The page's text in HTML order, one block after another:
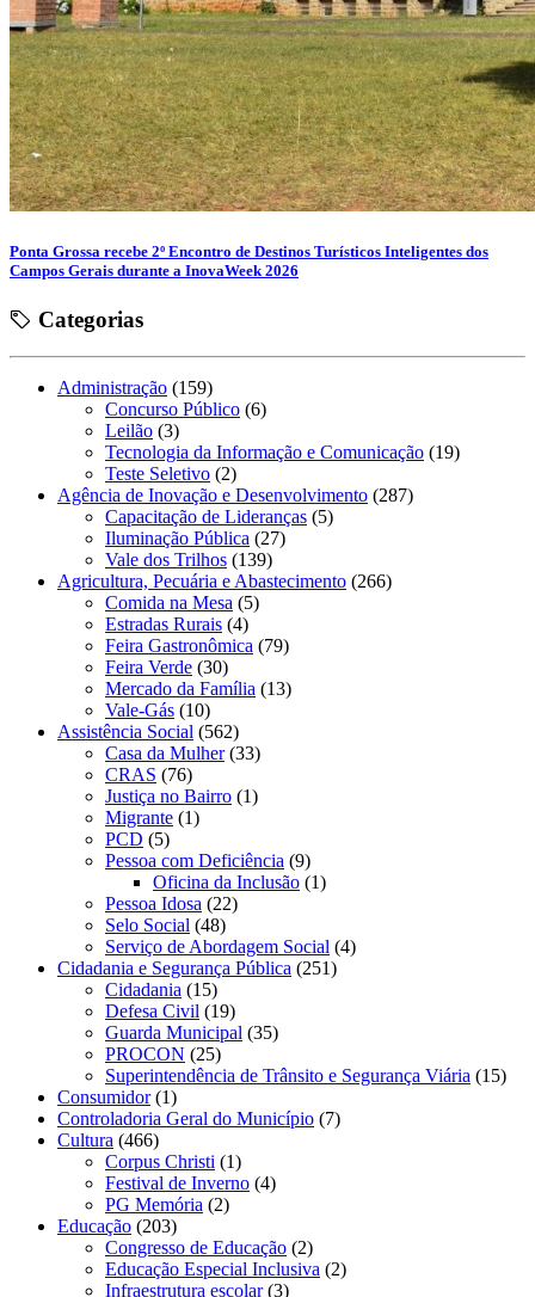
Ponta Grossa recebe 2º Encontro de Destinos Turísticos Inteligentes dos
Campos Gerais durante a InovaWeek 2026
Categorias
Administração (159)
Concurso Público (6)
Leilão (3)
Tecnologia da Informação e Comunicação (19)
Teste Seletivo (2)
Agência de Inovação e Desenvolvimento (287)
Capacitação de Lideranças (5)
Iluminação Pública (27)
Vale dos Trilhos (139)
Agricultura, Pecuária e Abastecimento (266)
Comida na Mesa (5)
Estradas Rurais (4)
Feira Gastronômica (79)
Feira Verde (30)
Mercado da Família (13)
Vale-Gás (10)
Assistência Social (562)
Casa da Mulher(33)
CRAS (76)
Justiça no Bairro (1)
Migrante (1)
PCD (5)
Pessoa com Deficiência (9)
Oficina da Inclusão (1)
Pessoa Idosa (22)
Selo Social (48)
Serviço de Abordagem Social (4)
Cidadania e Segurança Pública (251)
Cidadania (15)
Defesa Civil (19)
Guarda Municipal (35)
PROCON (25)
Superintendência de Trânsito e Segurança Viária (15)
Consumidor(1)
Controladoria Geral do Município (7)
Cultura (466)
Corpus Christi (1)
Festival de Inverno (4)
PG Memória (2)
Educação (203)
Congresso de Educação (2)
Educação Especial Inclusiva (2)
Infraestrutura escolar(3)